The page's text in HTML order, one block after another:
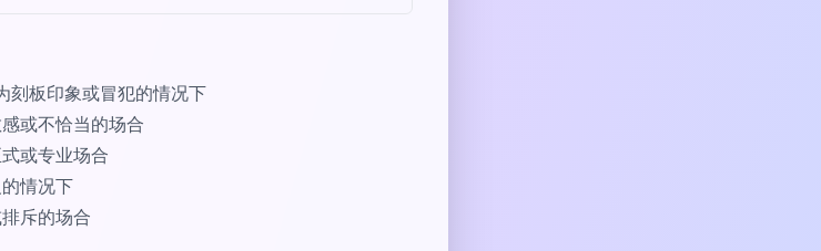
刻板印象或冒犯的情况下
或不恰当的场合
或专业场合
情况下
斥的场合